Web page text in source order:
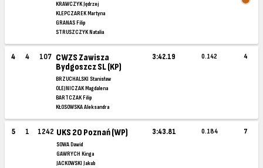
KRAWCZYK Jędrzej
KLEPCZAREK Martyna
GRANAS Filip
STRUSZCZYK Natalia
4 4 107 CWZS Zawisza
Bydgoszcz SL (KP)
BRZUCHALSKI Stanisław
OLEJNICZAK Magdalena
BARTCZAK Filip
KŁOSOWSKA Aleksandra
3:42.19 0.142 4
5 1 1242 UKS 20 Poznań (WP)
SOWA Dawid
GAWRYCH Kinga
JACKOWSKI Jakub
3:43.81 0.184 7